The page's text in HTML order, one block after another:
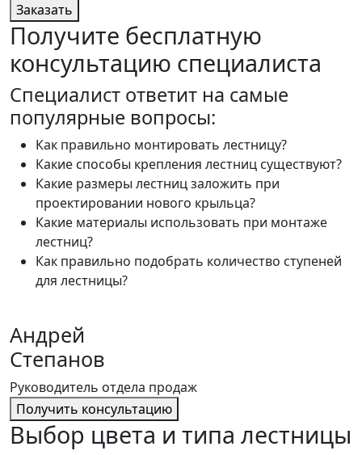
Заказать
Получите бесплатную
консультацию специалиста
Cпециалист ответит на самые
популярные вопросы:
Как правильно монтировать лестницу?
Какие способы крепления лестниц существуют?
Какие размеры лестниц заложить при
проектировании нового крыльца?
Какие материалы использовать при монтаже
лестниц?
Как правильно подобрать количество ступеней
для лестницы?
Андрей
Степанов
Руководитель отдела продаж
Получить консультацию
Выбор цвета и типа лестницы